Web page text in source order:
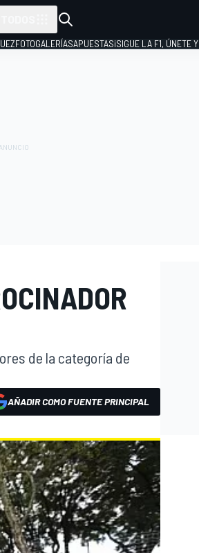
FOTOGALERÍASAPUESTAS¡SIGUE LA F1, ÚNETE
de la categoría de
AÑADIR COMO FUENTE PRINCIPAL